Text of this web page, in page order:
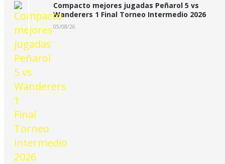
Compacto mejores jugadas Peñarol 5 vs
Wanderers 1 Final Torneo Intermedio 2026
05/08/26